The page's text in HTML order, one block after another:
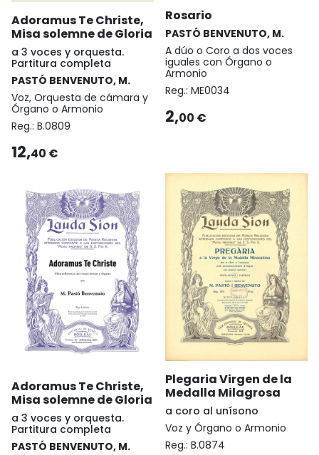
Adoramus Te Christe,
Misa solemne de Gloria
a 3 voces y orquesta.
Partitura completa
PASTÓ BENVENUTO, M.
Voz, Orquesta de cámara y
Órgano o Armonio
Reg.: B.0809
12,40 €
Rosario
PASTÓ BENVENUTO, M.
A dúo o Coro a dos voces
iguales con Órgano o
Armonio
Reg.: ME0034
2,00 €
Adoramus Te Christe,
Misa solemne de Gloria
a 3 voces y orquesta.
Partitura completa
PASTÓ BENVENUTO, M.
Plegaria Virgen de la
Medalla Milagrosa
a coro al unísono
Voz y Órgano o Armonio
Reg.: B.0874